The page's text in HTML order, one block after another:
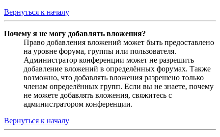
Вернуться к началу
Почему я не могу добавлять вложения?
Право добавления вложений может быть предоставлено
на уровне форума, группы или пользователя.
Администратор конференции может не разрешить
добавление вложений в определённых форумах. Также
возможно, что добавлять вложения разрешено только
членам определённых групп. Если вы не знаете, почему
не можете добавлять вложения, свяжитесь с
администратором конференции.
Вернуться к началу